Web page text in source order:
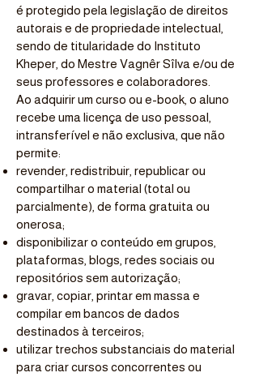
é protegido pela legislação de direitos
autorais e de propriedade intelectual,
sendo de titularidade do Instituto
Kheper, do Mestre Vagnêr Sîlva e/ou de
seus professores e colaboradores.
Ao adquirir um curso ou e-book, o aluno
recebe uma licença de uso pessoal,
intransferível e não exclusiva, que não
permite:
revender, redistribuir, republicar ou
compartilhar o material (total ou
parcialmente), de forma gratuita ou
onerosa;
disponibilizar o conteúdo em grupos,
plataformas, blogs, redes sociais ou
repositórios sem autorização;
gravar, copiar, printar em massa e
compilar em bancos de dados
destinados à terceiros;
utilizar trechos substanciais do material
para criar cursos concorrentes ou